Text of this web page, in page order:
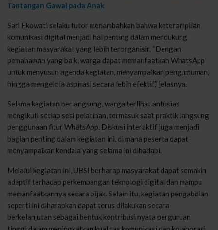
Tantangan Gawai pada Anak
Sari Ekowati selaku tutor menambahkan bahwa keterampilan
komunikasi digital menjadi hal penting dalam mendukung
kegiatan masyarakat yang lebih terorganisir. “Dengan
pemahaman yang baik, warga dapat memanfaatkan WhatsApp
untuk menyusun agenda kegiatan, menyampaikan pengumuman,
hingga mengelola aspirasi secara lebih efektif,” jelasnya.
Selama kegiatan berlangsung, warga terlihat antusias
mengikuti setiap sesi pelatihan, termasuk saat praktik langsung
penggunaan fitur WhatsApp. Diskusi interaktif juga menjadi
bagian penting dalam kegiatan ini, di mana peserta dapat
menyampaikan kendala yang selama ini dihadapi.
Melalui kegiatan ini, UBSI berharap masyarakat dapat semakin
adaptif terhadap perkembangan teknologi digital dan mampu
memanfaatkannya secara bijak. Selain itu, kegiatan pengabdian
seperti ini diharapkan dapat terus dilakukan secara
berkelanjutan sebagai bentuk kontribusi nyata perguruan